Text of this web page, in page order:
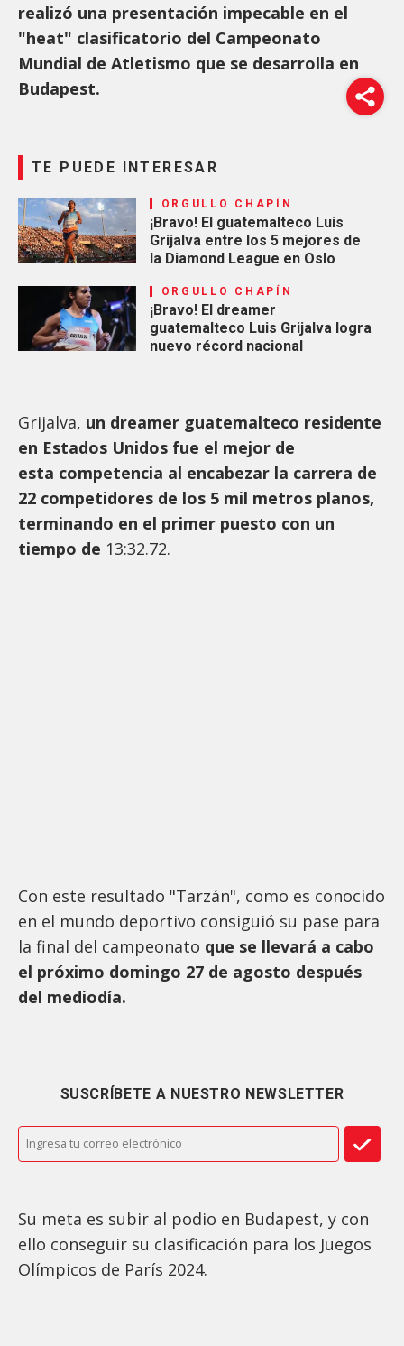
realizó una presentación impecable en el
"heat" clasificatorio del Campeonato
Mundial de Atletismo que se desarrolla en
Budapest.
TE PUEDE INTERESAR
ORGULLO CHAPÍN
¡Bravo! El guatemalteco Luis
Grijalva entre los 5 mejores de
la Diamond League en Oslo
ORGULLO CHAPÍN
¡Bravo! El dreamer
guatemalteco Luis Grijalva logra
nuevo récord nacional
Grijalva, un dreamer guatemalteco residente
en Estados Unidos fue el mejor de
esta competencia al encabezar la carrera de
22 competidores de los 5 mil metros planos,
terminando en el primer puesto con un
tiempo de 13:32.72.
Con este resultado "Tarzán", como es conocido
en el mundo deportivo consiguió su pase para
la final del campeonato que se llevará a cabo
el próximo domingo 27 de agosto después
del mediodía.
SUSCRÍBETE A NUESTRO NEWSLETTER
Su meta es subir al podio en Budapest, y con
ello conseguir su clasificación para los Juegos
Olímpicos de París 2024.